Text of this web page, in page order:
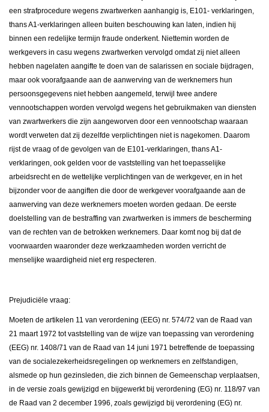
een strafprocedure wegens zwartwerken aanhangig is, E101- verklaringen,
thans A1-verklaringen alleen buiten beschouwing kan laten, indien hij
binnen een redelijke termijn fraude onderkent. Niettemin worden de
werkgevers in casu wegens zwartwerken vervolgd omdat zij niet alleen
hebben nagelaten aangifte te doen van de salarissen en sociale bijdragen,
maar ook voorafgaande aan de aanwerving van de werknemers hun
persoonsgegevens niet hebben aangemeld, terwijl twee andere
vennootschappen worden vervolgd wegens het gebruikmaken van diensten
van zwartwerkers die zijn aangeworven door een vennootschap waaraan
wordt verweten dat zij dezelfde verplichtingen niet is nagekomen. Daarom
rijst de vraag of de gevolgen van de E101-verklaringen, thans A1-
verklaringen, ook gelden voor de vaststelling van het toepasselijke
arbeidsrecht en de wettelijke verplichtingen van de werkgever, en in het
bijzonder voor de aangiften die door de werkgever voorafgaande aan de
aanwerving van deze werknemers moeten worden gedaan. De eerste
doelstelling van de bestraffing van zwartwerken is immers de bescherming
van de rechten van de betrokken werknemers. Daar komt nog bij dat de
voorwaarden waaronder deze werkzaamheden worden verricht de
menselijke waardigheid niet erg respecteren.
Prejudiciële vraag:
Moeten de artikelen 11 van verordening (EEG) nr. 574/72 van de Raad van
21 maart 1972 tot vaststelling van de wijze van toepassing van verordening
(EEG) nr. 1408/71 van de Raad van 14 juni 1971 betreffende de toepassing
van de socialezekerheidsregelingen op werknemers en zelfstandigen,
alsmede op hun gezinsleden, die zich binnen de Gemeenschap verplaatsen,
in de versie zoals gewijzigd en bijgewerkt bij verordening (EG) nr. 118/97 van
de Raad van 2 december 1996, zoals gewijzigd bij verordening (EG) nr.